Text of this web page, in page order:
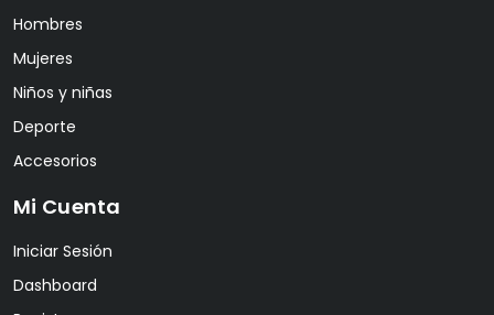
Hombres
Mujeres
Niños y niñas
Deporte
Accesorios
Mi Cuenta
Iniciar Sesión
Dashboard